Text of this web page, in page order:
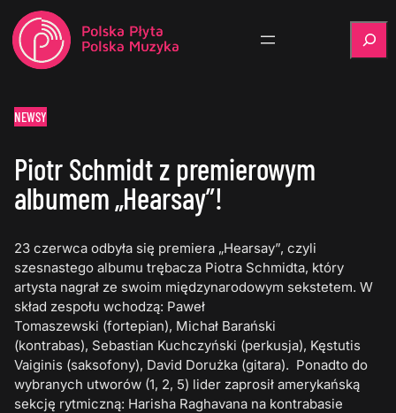
NEWSY
Piotr Schmidt z premierowym
albumem „Hearsay”!
23 czerwca odbyła się premiera „Hearsay”, czyli
szesnastego albumu trębacza Piotra Schmidta, który
artysta nagrał ze swoim międzynarodowym sekstetem. W
skład zespołu wchodzą: Paweł
Tomaszewski (fortepian), Michał Barański
(kontrabas), Sebastian Kuchczyński (perkusja), Kęstutis
Vaiginis (saksofony), David Dorużka (gitara). Ponadto do
wybranych utworów (1, 2, 5) lider zaprosił amerykańską
sekcję rytmiczną: Harisha Raghavana na kontrabasie